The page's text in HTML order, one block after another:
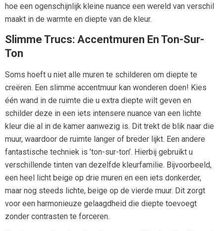
hoe een ogenschijnlijk kleine nuance een wereld van verschil
maakt in de warmte en diepte van de kleur.
Slimme Trucs: Accentmuren En Ton-Sur-
Ton
Soms hoeft u niet alle muren te schilderen om diepte te
creëren. Een slimme accentmuur kan wonderen doen! Kies
één wand in de ruimte die u extra diepte wilt geven en
schilder deze in een iets intensere nuance van een lichte
kleur die al in de kamer aanwezig is. Dit trekt de blik naar die
muur, waardoor de ruimte langer of breder lijkt. Een andere
fantastische techniek is ’ton-sur-ton’. Hierbij gebruikt u
verschillende tinten van dezelfde kleurfamilie. Bijvoorbeeld,
een heel licht beige op drie muren en een iets donkerder,
maar nog steeds lichte, beige op de vierde muur. Dit zorgt
voor een harmonieuze gelaagdheid die diepte toevoegt
zonder contrasten te forceren.